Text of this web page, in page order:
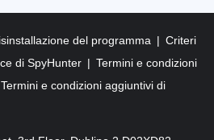
del programma
Criteri
di SpyHunter
Termini e condizioni
Termini e condizioni aggiuntivi di